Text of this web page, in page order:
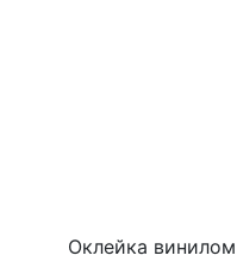
Оклейка винилом